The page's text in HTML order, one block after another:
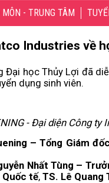
MÔN - TRUNG TÂM
Industries về
học Thủy Lợi đã
dụng sinh viên.
- Đại diện Công
– Tổng Giám
Nhất Tùng –
Quốc tế, TS. Lê Quang